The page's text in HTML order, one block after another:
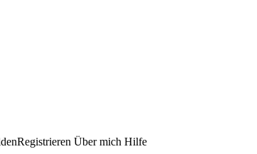
Registrieren Über mich Hilfe